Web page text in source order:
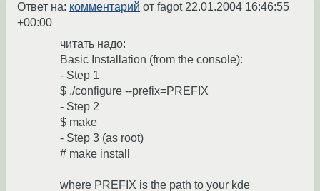
Ответ на: комментарий от fagot22.01.2004 16:46:55
+00:00
читать надо:
Basic Installation (from the console):
- Step 1
$ ./configure --prefix=PREFIX
- Step 2
$ make
- Step 3 (as root)
# make install
where PREFIX is the path to your kde